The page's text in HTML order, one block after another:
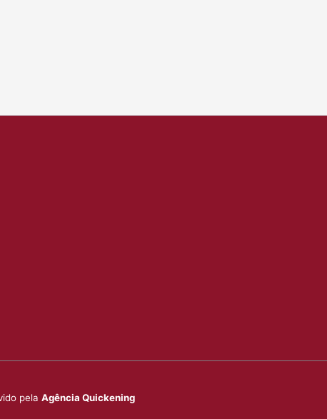
pela Agência Quickening